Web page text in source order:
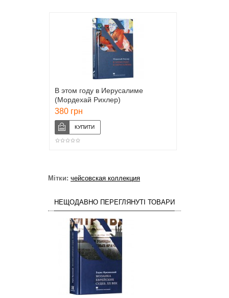
В этом году в Иерусалиме
(Мордехай Рихлер)
380 грн
Мітки: чейсовская коллекция
НЕЩОДАВНО ПЕРЕГЛЯНУТІ ТОВАРИ